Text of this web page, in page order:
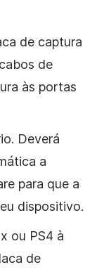
de captura
de
às portas
Deverá
a
para que a
dispositivo.
ou PS4 à
de